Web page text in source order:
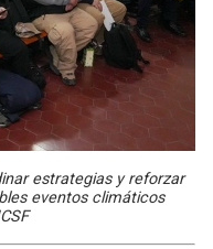
estrategias y reforzar
eventos climáticos